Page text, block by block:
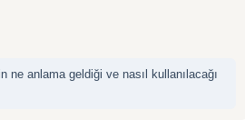
ne anlama geldiği ve nasıl kullanılacağı